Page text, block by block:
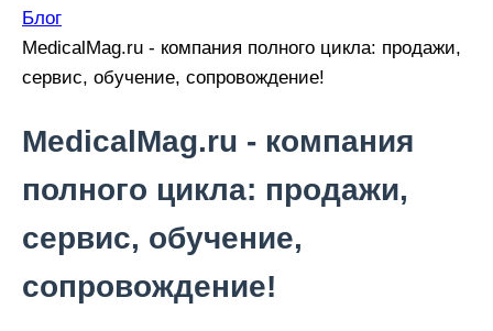
Блог
MedicalMag.ru - компания полного цикла: продажи,
сервис, обучение, сопровождение!
MedicalMag.ru - компания
полного цикла: продажи,
сервис, обучение,
сопровождение!